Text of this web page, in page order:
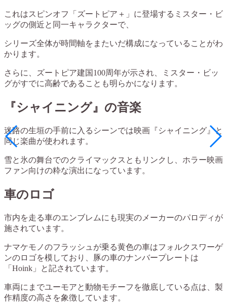
これはスピンオフ「ズートピア＋」に登場するミスター・ビ
ッグの側近と同一キャラクターで、
シリーズ全体が時間軸をまたいだ構成になっていることがわ
かります。
さらに、ズートピア建国100周年が示され、ミスター・ビッ
グがすでに高齢であることも明らかになります。
『シャイニング』の音楽
迷路の生垣の手前に入るシーンでは映画『シャイニング』と
同じ楽曲が使われます。
雪と氷の舞台でのクライマックスともリンクし、ホラー映画
ファン向けの粋な演出になっています。
車のロゴ
市内を走る車のエンブレムにも現実のメーカーのパロディが
施されています。
ナマケモノのフラッシュが乗る黄色の車はフォルクスワーゲ
ンのロゴを模しており、豚の車のナンバープレートは
「Hoink」と記されています。
車両にまでユーモアと動物モチーフを徹底している点は、製
作精度の高さを象徴しています。